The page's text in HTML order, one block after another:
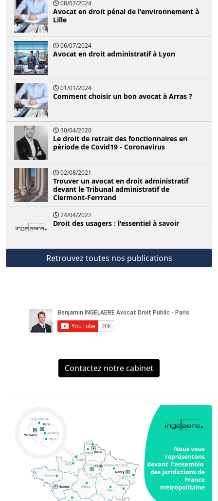
08/07/2024
Avocat en droit pénal de l'environnement à
Lille
06/07/2024
Avocat en droit administratif à Lyon
01/01/2024
Comment choisir un bon avocat à Arras ?
30/04/2020
Le droit de retrait des fonctionnaires en
période de Covid19 - Coronavirus
02/08/2021
Trouver un avocat en droit administratif
devant le Tribunal administratif de
Clermont-Ferrrand
24/04/2022
​Droit des usagers : l'essentiel à savoir
Retrouvez toutes nos publications
Contactez notre cabinet